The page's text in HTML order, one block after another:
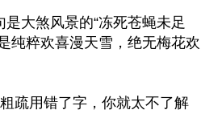
大煞风景的“冻死苍蝇未足
纯粹欢喜漫天雪，绝无梅花欢
疏用错了字，你就太不了解